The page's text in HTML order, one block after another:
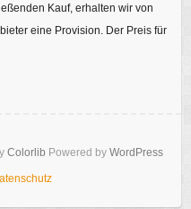
Kauf, erhalten wir von
eine Provision. Der Preis für
Colorlib Powered by WordPress